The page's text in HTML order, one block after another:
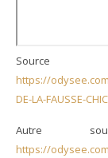
https://
DE-LA-FAUSSE-
Autre
https://